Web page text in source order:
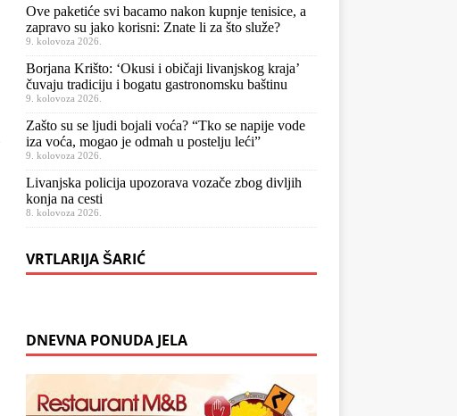
Ove paketiće svi bacamo nakon kupnje tenisice, a
zapravo su jako korisni: Znate li za što služe?
9. kolovoza 2026.
Borjana Krišto: ‘Okusi i običaji livanjskog kraja’
čuvaju tradiciju i bogatu gastronomsku baštinu
9. kolovoza 2026.
Zašto su se ljudi bojali voća? “Tko se napije vode
iza voća, mogao je odmah u postelju leći”
9. kolovoza 2026.
Livanjska policija upozorava vozače zbog divljih
konja na cesti
8. kolovoza 2026.
VRTLARIJA ŠARIĆ
DNEVNA PONUDA JELA